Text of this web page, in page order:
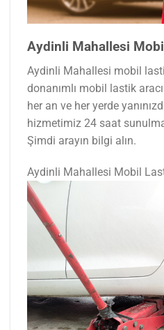
Aydinli Mahallesi
Aydinli Mahallesi mobil
donanımlı mobil lastik
her an ve her yerde
hizmetimiz 24 saat
Şimdi arayın bilgi alın.
Aydinli Mahallesi Mobil